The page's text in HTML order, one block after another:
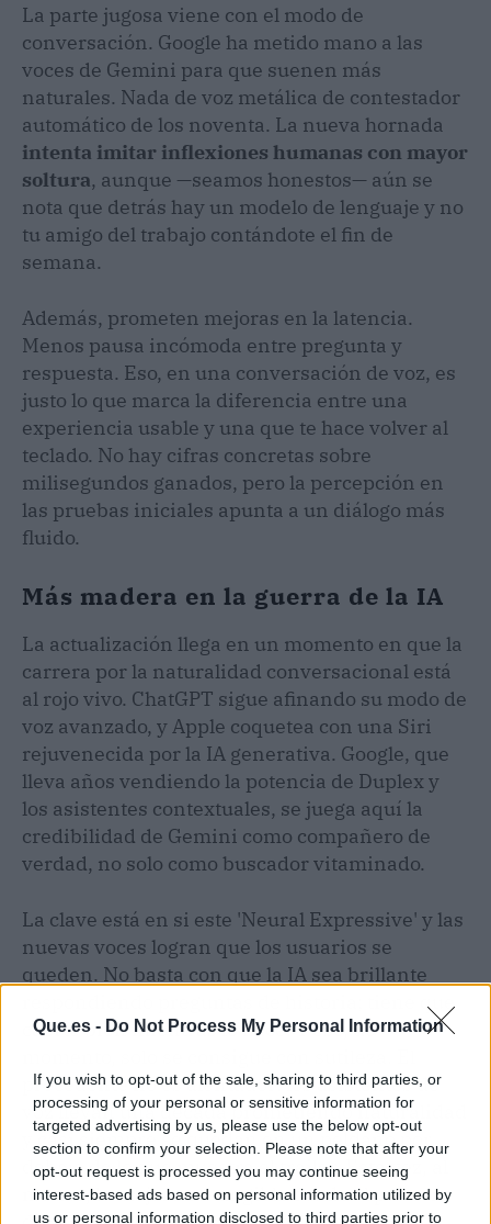
Que.es - Do Not Process My Personal Information
If you wish to opt-out of the sale, sharing to third parties, or
processing of your personal or sensitive information for
targeted advertising by us, please use the below opt-out
section to confirm your selection. Please note that after your
opt-out request is processed you may continue seeing
interest-based ads based on personal information utilized by
us or personal information disclosed to third parties prior to
La parte jugosa viene con el modo de
conversación. Google ha metido mano a las
voces de Gemini para que suenen más
naturales. Nada de voz metálica de contestador
automático de los noventa. La nueva hornada
intenta imitar inflexiones humanas con mayor
soltura, aunque —seamos honestos— aún se
nota que detrás hay un modelo de lenguaje y no
tu amigo del trabajo contándote el fin de
semana.
Además, prometen mejoras en la latencia.
Menos pausa incómoda entre pregunta y
respuesta. Eso, en una conversación de voz, es
justo lo que marca la diferencia entre una
experiencia usable y una que te hace volver al
teclado. No hay cifras concretas sobre
milisegundos ganados, pero la percepción en
las pruebas iniciales apunta a un diálogo más
fluido.
Más madera en la guerra de la IA
La actualización llega en un momento en que la
carrera por la naturalidad conversacional está
al rojo vivo. ChatGPT sigue afinando su modo de
voz avanzado, y Apple coquetea con una Siri
rejuvenecida por la IA generativa. Google, que
lleva años vendiendo la potencia de Duplex y
los asistentes contextuales, se juega aquí la
credibilidad de Gemini como compañero de
verdad, no solo como buscador vitaminado.
La clave está en si este 'Neural Expressive' y las
nuevas voces logran que los usuarios se
queden. No basta con que la IA sea brillante
respondiendo preguntas de historia; tiene que
caerte bien mientras lo hace. Y eso, de
precedente no es alentador: los asistentes de
voz llevan una década prometiendo naturalidad
y casi siempre se quedan en un peldaño por
debajo de lo que muestra el tráiler. Esta vez, al
menos, la mejora es tangible desde el primer